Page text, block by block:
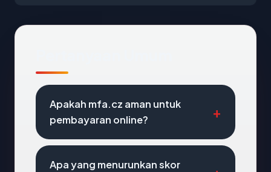
Apakah mfa.cz aman untuk
pembayaran online?
Apa yang menurunkan skor